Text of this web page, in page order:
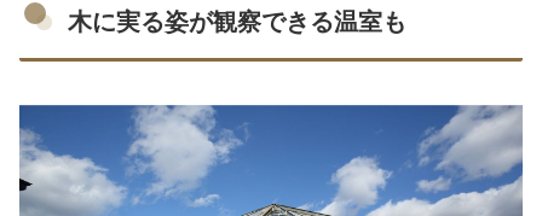
木に実る姿が観察できる温室も